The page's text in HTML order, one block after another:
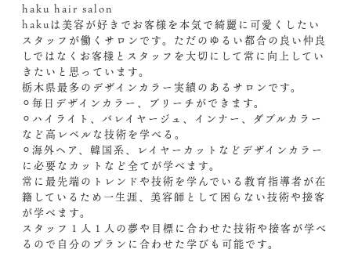
haku hair salon
hakuは美容が好きでお客様を本気で綺麗に可愛くしたい
スタッフが働くサロンです。ただのゆるい都合の良い仲良
しではなくお客様とスタッフを大切にして常に向上してい
きたいと思っています。
栃木県最多のデザインカラー実績のあるサロンです。
⚪︎毎日デザインカラー、ブリーチができます。
⚪︎ハイライト、バレイヤージュ、インナー、ダブルカラー
など高レベルな技術を学べる。
⚪︎海外ヘア、韓国系、レイヤーカットなどデザインカラー
に必要なカットなど全てが学べます。
常に最先端のトレンドや技術を学んでいる教育指導者が在
籍しているため一生涯、美容師として困らない技術や接客
が学べます。
スタッフ１人１人の夢や目標に合わせた技術や接客が学べ
るので自分のプランに合わせた学びも可能です。